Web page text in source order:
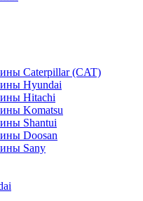
Caterpillar (CAT)
Hyundai
Hitachi
Komatsu
Shantui
Doosan
Sany